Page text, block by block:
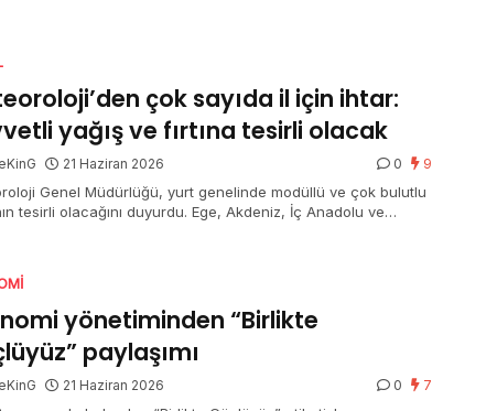
çok sayıda il için ihtar:
yağış ve fırtına tesirli olacak
21 Haziran 2026 0 9
Genel Müdürlüğü, yurt genelinde modüllü ve çok bulutlu
tesirli olacağını duyurdu. Ege, Akdeniz, İç Anadolu ve
iç kesitleri için kuvvetli yağış uyarısı yapıldı. Doğu
güneydoğusu ile Güneydoğu Anadolu’nun doğusunda
taşınımı görülecek.
yönetiminden “Birlikte
paylaşımı
21 Haziran 2026 0 7